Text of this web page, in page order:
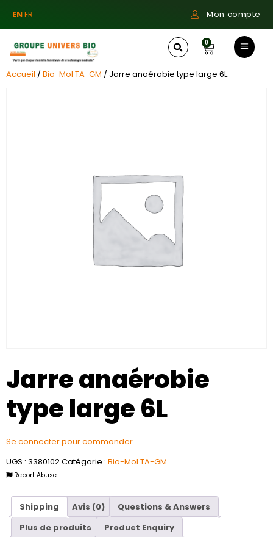
ENFR Mon compte
0
Accueil /Bio-Mol TA-GM / Jarre anaérobie type large 6L
Jarre anaérobie
type large 6L
Se connecter pour commander
UGS : 3380102Catégorie : Bio-Mol TA-GM
Report Abuse
Shipping Avis (0)
Questions & Answers
Plus de produits
Product Enquiry